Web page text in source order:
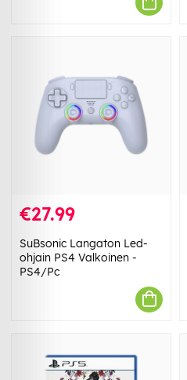
€27.99
SuBsonic Langaton Led-
ohjain PS4 Valkoinen -
PS4/Pc